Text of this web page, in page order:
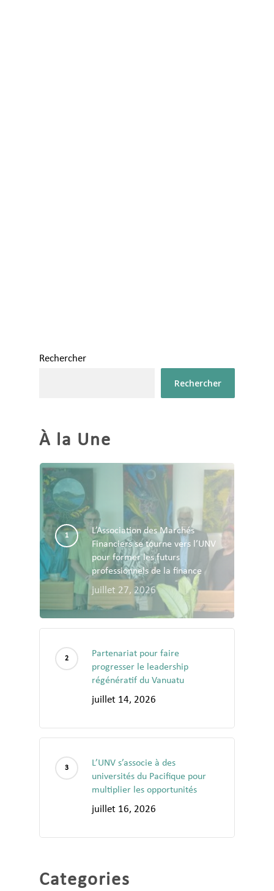
Rechercher
Rechercher
À la Une
L’Association des Marchés
Financiers se tourne vers l’UNV
pour former les futurs
professionnels de la finance
juillet 27, 2026
Partenariat pour faire
progresser le leadership
régénératif du Vanuatu
juillet 14, 2026
L’UNV s’associe à des
universités du Pacifique pour
multiplier les opportunités
juillet 16, 2026
Categories